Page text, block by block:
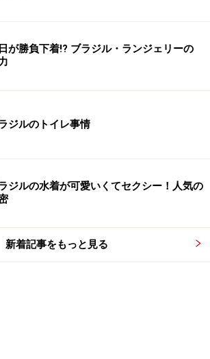
が勝負下着!? ブラジル・ランジェリーの
ジルのトイレ事情
ジルの水着が可愛いくてセクシー！人気の
新着記事をもっと見る